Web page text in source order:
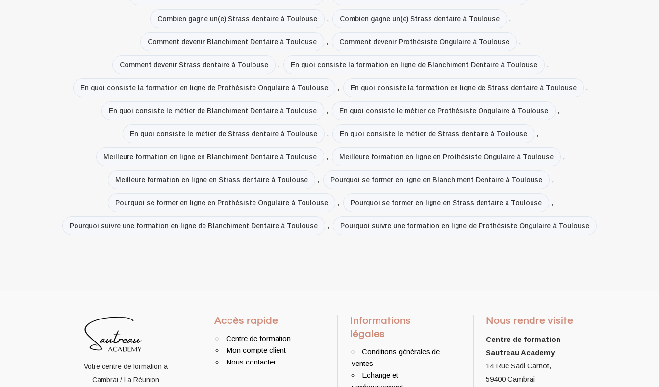
Combien gagne un(e) Strass dentaire à Toulouse , Combien gagne un(e) Strass dentaire à Toulouse ,
Comment devenir Blanchiment Dentaire à Toulouse , Comment devenir Prothésiste Ongulaire à Toulouse ,
Comment devenir Strass dentaire à Toulouse , En quoi consiste la formation en ligne de Blanchiment Dentaire à Toulouse ,
En quoi consiste la formation en ligne de Prothésiste Ongulaire à Toulouse , En quoi consiste la formation en ligne de Strass dentaire à Toulouse ,
En quoi consiste le métier de Blanchiment Dentaire à Toulouse , En quoi consiste le métier de Prothésiste Ongulaire à Toulouse ,
En quoi consiste le métier de Strass dentaire à Toulouse , En quoi consiste le métier de Strass dentaire à Toulouse ,
Meilleure formation en ligne en Blanchiment Dentaire à Toulouse , Meilleure formation en ligne en Prothésiste Ongulaire à Toulouse ,
Meilleure formation en ligne en Strass dentaire à Toulouse , Pourquoi se former en ligne en Blanchiment Dentaire à Toulouse ,
Pourquoi se former en ligne en Prothésiste Ongulaire à Toulouse , Pourquoi se former en ligne en Strass dentaire à Toulouse ,
Pourquoi suivre une formation en ligne de Blanchiment Dentaire à Toulouse , Pourquoi suivre une formation en ligne de Prothésiste Ongulaire à Toulouse
Votre centre de formation à
Cambrai / La Réunion
Accès rapide
Centre de formation
Mon compte client
Nous contacter
Informations
légales
Conditions générales de
ventes
Echange et
Nous rendre visite
Centre de formation
Sautreau Academy
14 Rue Sadi Carnot,
59400 Cambrai